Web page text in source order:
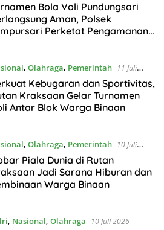
Bola Voli Pundungsari
Aman, Polsek
Perketat Pengamanan
, Olahraga, Pemerintah
11 Juli
Kebugaran dan Sportivitas,
Kraksaan Gelar Turnamen
Antar Blok Warga Binaan
, Olahraga, Pemerintah
10 Juli
Piala Dunia di Rutan
Jadi Sarana Hiburan dan
Warga Binaan
, Nasional, Olahraga 10 Juli 2026